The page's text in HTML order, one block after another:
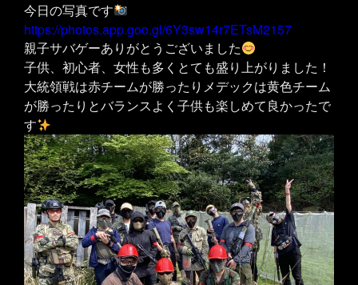
今日の写真です
https://photos.app.goo.gl/6Y3sw14r7ETsM2157
親子サバゲーありがとうございました
子供、初心者、女性も多くとても盛り上がりました！
大統領戦は赤チームが勝ったりメデックは黄色チーム
が勝ったりとバランスよく子供も楽しめて良かったで
す